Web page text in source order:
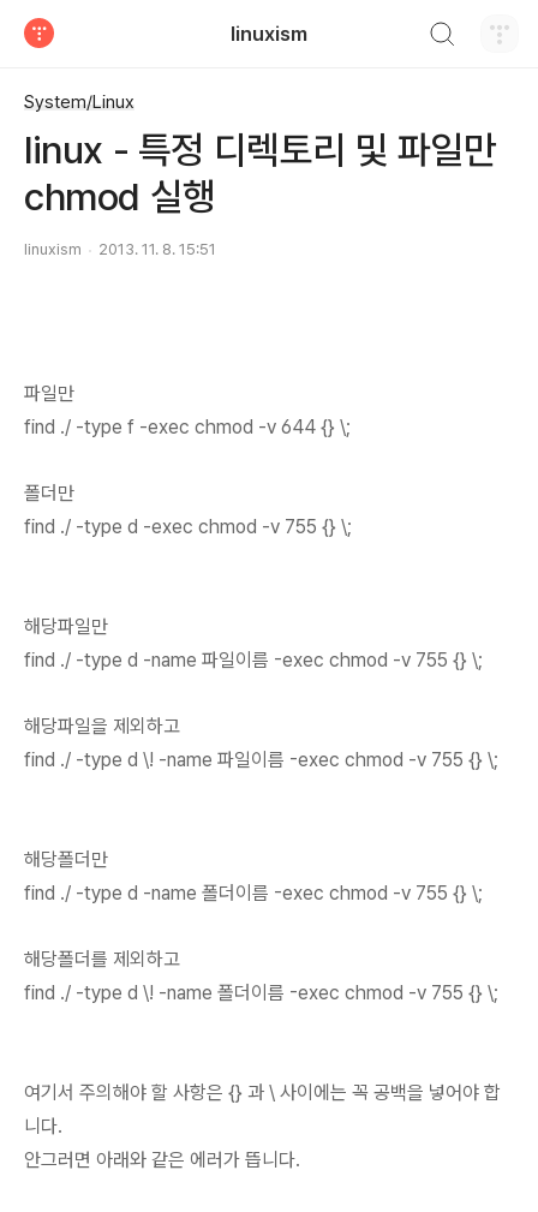
linuxism
System/Linux
linux - 특정 디렉토리 및 파일만
chmod 실행
linuxism 2013. 11. 8. 15:51
파일만
find ./ -type f -exec chmod -v 644 {} \;
폴더만
find ./ -type d -exec chmod -v 755 {} \;
해당파일만
find ./ -type d -name 파일이름 -exec chmod -v 755 {} \;
해당파일을 제외하고
find ./ -type d \! -name 파일이름 -exec chmod -v 755 {} \;
해당폴더만
find ./ -type d -name 폴더이름 -exec chmod -v 755 {} \;
해당폴더를 제외하고
find ./ -type d \! -name 폴더이름 -exec chmod -v 755 {} \;
여기서 주의해야 할 사항은 {} 과 \ 사이에는 꼭 공백을 넣어야 합
니다.
안그러면 아래와 같은 에러가 뜹니다.